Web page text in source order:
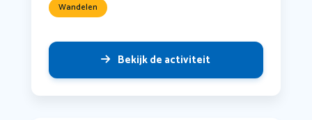
Wandelen
Bekijk de activiteit